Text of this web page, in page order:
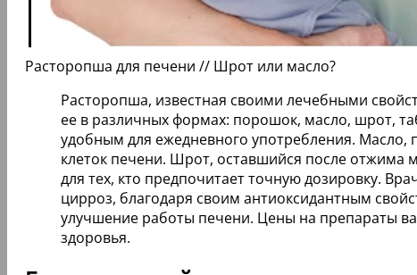
Расторопша для печени // Шрот или масло?
Расторопша, известная своими лечебными
ее в различных формах: порошок, масло, шрот,
удобным для ежедневного употребления. Масло,
клеток печени. Шрот, оставшийся после отжима
для тех, кто предпочитает точную дозировку.
цирроз, благодаря своим антиоксидантным
улучшение работы печени. Цены на препараты
здоровья.